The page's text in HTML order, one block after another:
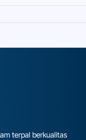
terpal berkualitas